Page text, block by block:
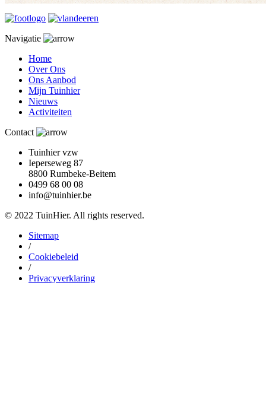
Navigatie
Home
Over Ons
Ons Aanbod
Mijn Tuinhier
Nieuws
Activiteiten
Contact
Tuinhier vzw
Ieperseweg 87
8800 Rumbeke-Beitem
0499 68 00 08
info@tuinhier.be
© 2022 TuinHier. All rights reserved.
Sitemap
/
Cookiebeleid
/
Privacyverklaring